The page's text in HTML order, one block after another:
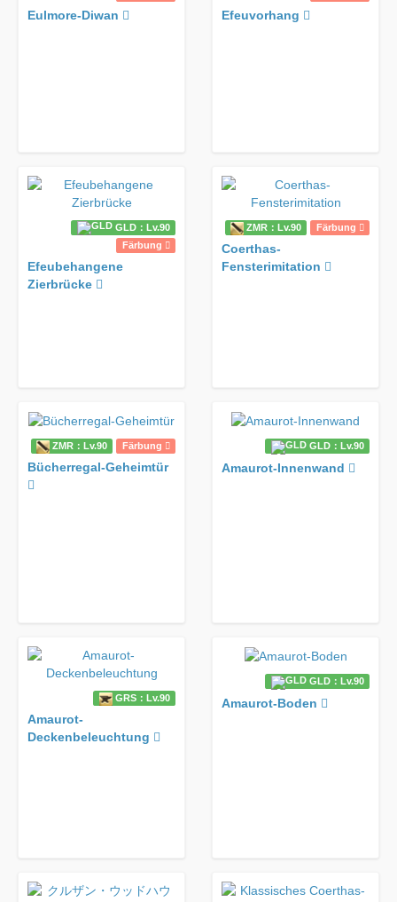
Eulmore-Diwan Efeuvorhang
GLD：Lv.90
Färbung
Efeubehangene
Zierbrücke
ZMR：Lv.90 Färbung
Coerthas-
Fensterimitation
ZMR：Lv.90 Färbung
Bücherregal-Geheimtür
GLD：Lv.90
Amaurot-Innenwand
GRS：Lv.90
Amaurot-
Deckenbeleuchtung
GLD：Lv.90
Amaurot-Boden